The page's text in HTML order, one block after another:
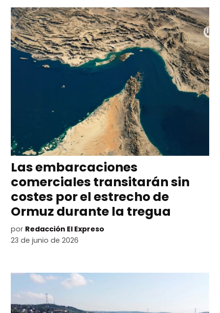
Las embarcaciones
comerciales transitarán sin
costes por el estrecho de
Ormuz durante la tregua
por Redacción El Expreso
23 de junio de 2026